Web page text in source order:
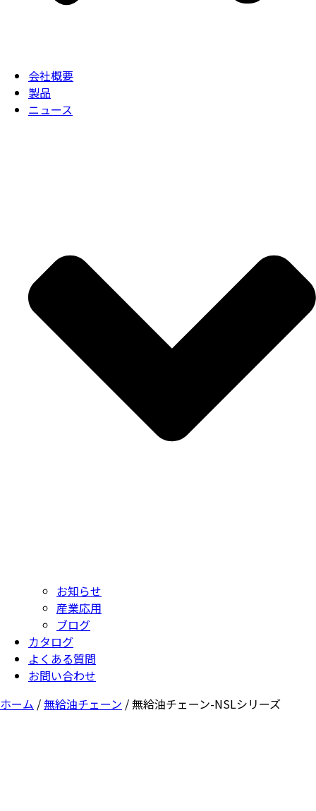
会社概要
製品
ニュース
お知らせ
産業応用
ブログ
カタログ
よくある質問
お問い合わせ
ホーム /無給油チェーン / 無給油チェーン-NSLシリーズ